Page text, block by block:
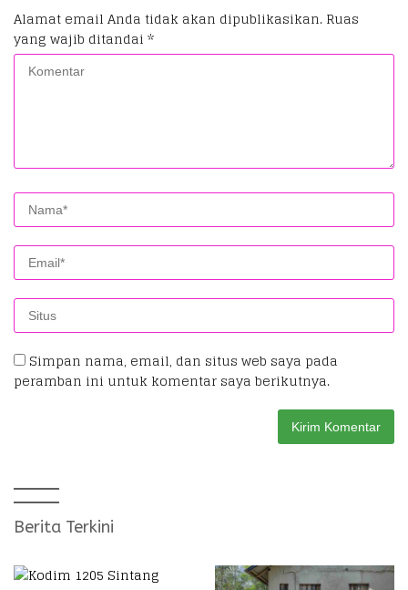
Alamat email Anda tidak akan dipublikasikan. Ruas
yang wajib ditandai *
Simpan nama, email, dan situs web saya pada
peramban ini untuk komentar saya berikutnya.
Berita Terkini